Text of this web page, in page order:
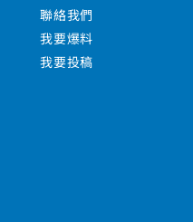
聯絡我們
我要爆料
我要投稿